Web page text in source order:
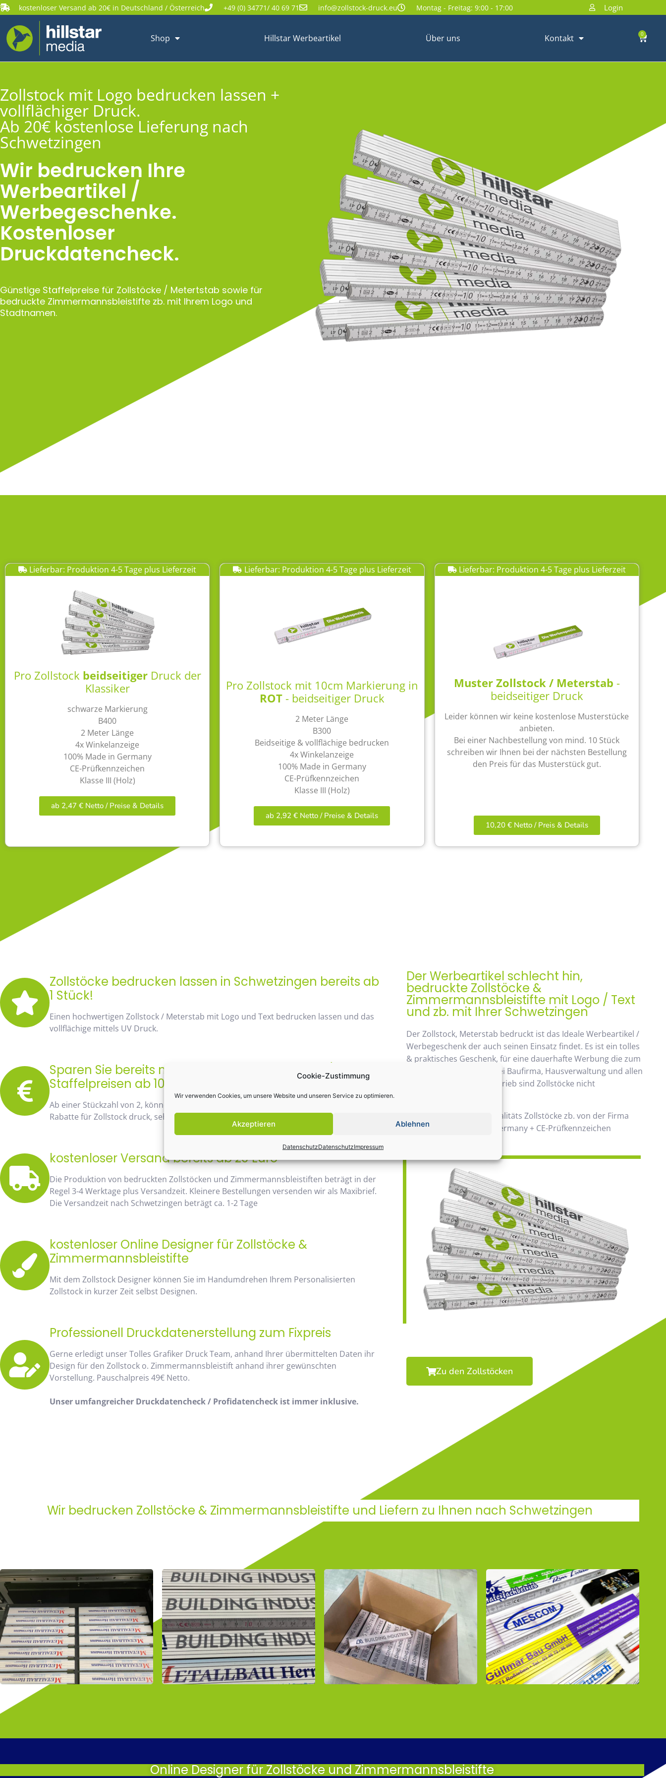
Cookie-Zustimmung
Wir verwenden Cookies, um unsere Website und unseren Service zu optimieren.
Akzeptieren Ablehnen
DatenschutzDatenschutzImpressum
kostenloser Versand ab 20€ in Deutschland / Österreich +49 (0) 34771/ 40 69 71 info@zollstock-druck.eu Montag - Freitag: 9:00 - 17:00 Login
Shop Hillstar Werbeartikel Über uns Kontakt 0
Zollstock mit Logo bedrucken lassen +
vollflächiger Druck.
Ab 20€ kostenlose Lieferung nach
Schwetzingen
Wir bedrucken Ihre
Werbeartikel /
Werbegeschenke.
Kostenloser
Druckdatencheck.
Günstige Staffelpreise für Zollstöcke / Metertstab sowie für
bedruckte Zimmermannsbleistifte zb. mit Ihrem Logo und
Stadtnamen.
Lieferbar: Produktion 4-5 Tage plus Lieferzeit
Pro Zollstock beidseitiger Druck der
Klassiker
schwarze Markierung
B400
2 Meter Länge
4x Winkelanzeige
100% Made in Germany
CE-Prüfkennzeichen
Klasse III (Holz)
ab 2,47 € Netto / Preise & Details
Lieferbar: Produktion 4-5 Tage plus Lieferzeit
Pro Zollstock mit 10cm Markierung in
ROT- beidseitiger Druck
2 Meter Länge
B300
Beidseitige & vollflächige bedrucken
4x Winkelanzeige
100% Made in Germany
CE-Prüfkennzeichen
Klasse III (Holz)
ab 2,92 € Netto / Preise & Details
Lieferbar: Produktion 4-5 Tage plus Lieferzeit
Muster Zollstock / Meterstab -
beidseitiger Druck
Leider können wir keine kostenlose Musterstücke
anbieten.
Bei einer Nachbestellung von mind. 10 Stück
schreiben wir Ihnen bei der nächsten Bestellung
den Preis für das Musterstück gut.
10,20 € Netto / Preis & Details
Zollstöcke bedrucken lassen in Schwetzingen bereits ab
1 Stück!
Einen hochwertigen Zollstock / Meterstab mit Logo und Text bedrucken lassen und das
vollflächige mittels UV Druck.
Sparen Sie bereits mit unserem Mengenrabatt /
Staffelpreisen ab 10 Stück fast 48%
Ab einer Stückzahl von 2, können Sie bereits von unserem Mengenrabatt profitieren. Die
Rabatte für Zollstock druck, sehen Sie sofort anhand der Staffelpreise.
kostenloser Versand bereits ab 20 Euro
Die Produktion von bedruckten Zollstöcken und Zimmermannsbleistiften beträgt in der
Regel 3-4 Werktage plus Versandzeit. Kleinere Bestellungen versenden wir als Maxibrief.
Die Versandzeit nach Schwetzingen beträgt ca. 1-2 Tage
kostenloser Online Designer für Zollstöcke &
Zimmermannsbleistifte
Mit dem Zollstock Designer können Sie im Handumdrehen Ihrem Personalisierten
Zollstock in kurzer Zeit selbst Designen.
Professionell Druckdatenerstellung zum Fixpreis
Gerne erledigt unser Tolles Grafiker Druck Team, anhand Ihrer übermittelten Daten ihr
Design für den Zollstock o. Zimmermannsbleistift anhand ihrer gewünschten
Vorstellung. Pauschalpreis 49€ Netto.
Unser umfangreicher Druckdatencheck / Profidatencheck ist immer inklusive.
Der Werbeartikel schlecht hin,
bedruckte Zollstöcke &
Zimmermannsbleistifte mit Logo / Text
und zb. mit Ihrer Schwetzingen
Der Zollstock, Meterstab bedruckt ist das Ideale Werbeartikel /
Werbegeschenk der auch seinen Einsatz findet. Es ist ein tolles
& praktisches Geschenk, für eine dauerhafte Werbung die zum
Einsatz kommt. Beliebt bei Baufirma, Hausverwaltung und allen
möglichen Handwerksbetrieb sind Zollstöcke nicht
Daher wir verwenden Qualitäts Zollstöcke zb. von der Firma
Bauma / 100% Made in Germany + CE-Prüfkennzeichen
Zu den Zollstöcken
Wir bedrucken Zollstöcke & Zimmermannsbleistifte und Liefern zu Ihnen nach Schwetzingen
Online Designer für Zollstöcke und Zimmermannsbleistifte